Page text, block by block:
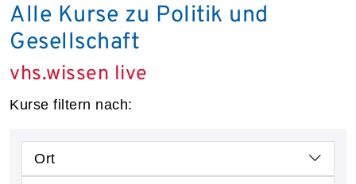
Alle Kurse zu Politik und
Gesellschaft
vhs.wissen live
Kurse filtern nach:
Ort